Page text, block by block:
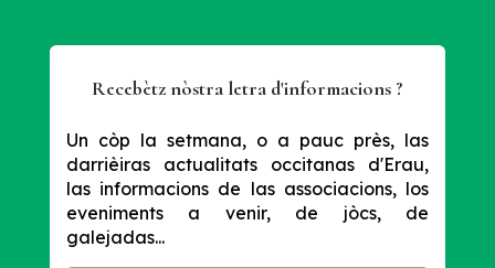
Recebètz nòstra letra d'informacions ?
Un còp la setmana, o a pauc près, las
darrièiras actualitats occitanas d'Erau,
las informacions de las associacions, los
eveniments a venir, de jòcs, de
galejadas...